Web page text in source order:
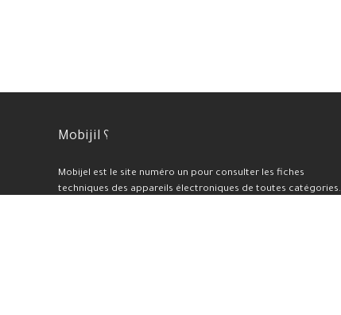
Mobijil ؟
Mobijel est le site numéro un pour consulter les fiches
techniques des appareils électroniques de toutes catégories.